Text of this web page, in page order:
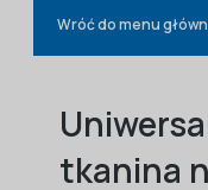
Wróć do menu
tkanina